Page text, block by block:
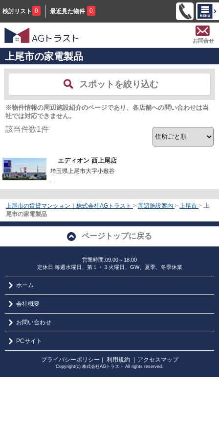
検討リスト 0 最近見た物件 0
お問合せ
上尾市の家電製品
スポットを絞り込む
※物件情報の周辺施設紹介のページであり、各店舗への問い合わせは当
社では対応できません。
該当件数1件
エディオン 西上尾店
埼玉県上尾市大字小敷谷
-
上尾市の賃貸マンション｜株式会社AGトラスト > 周辺施設案内 > 上尾市 > 上
尾市の家電製品
ページトップに戻る
営業時間:09:00～18:00
定休日:毎週水曜日、第１・３火曜日、GW、夏季、冬季休業
ホーム
会社概要
お問い合わせ
PCサイト
プライバシーポリシー ｜ 利用規約 ｜アクセスマップ
Copyright(c) 株式会社AGトラスト All rights reserved.